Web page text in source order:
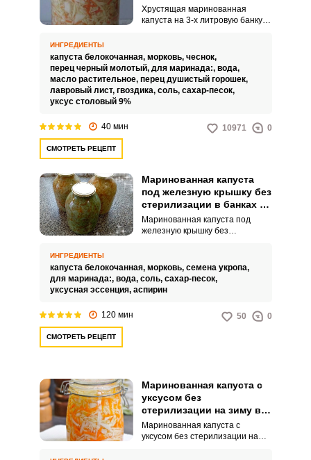
стерилизации на зиму
Хрустящая маринованная
капуста на 3-х литровую банку с
квашеной и требует больше
ингредиентов. Уксус для
маринада берется обычный
столовый, а маринад варится с
лучше раскрывают свой аромат,
чего не получается в холодном
ИНГРЕДИЕНТЫ
капуста белокочанная, морковь, чеснок,
перец черный молотый, для маринада:, вода,
масло растительное, перец душистый горошек,
лавровый лист, гвоздика, соль, сахар-песок,
уксус столовый 9%
40 мин 10971 0
СМОТРЕТЬ РЕЦЕПТ
Маринованная капуста
под железную крышку без
стерилизации в банках на
зиму
Маринованная капуста под
железную крышку без
блюдо, которое прекрасно
подойдет как к обеду, так и к
ужину. Кисло-сладкий вкус
специями, займет достойное
место на вашем столе в
ИНГРЕДИЕНТЫ
капуста белокочанная, морковь, семена укропа,
для маринада:, вода, соль, сахар-песок,
уксусная эссенция, аспирин
120 мин 50 0
СМОТРЕТЬ РЕЦЕПТ
Маринованная капуста с
уксусом без
стерилизации на зиму в
банках
Маринованная капуста с
уксусом без стерилизации на